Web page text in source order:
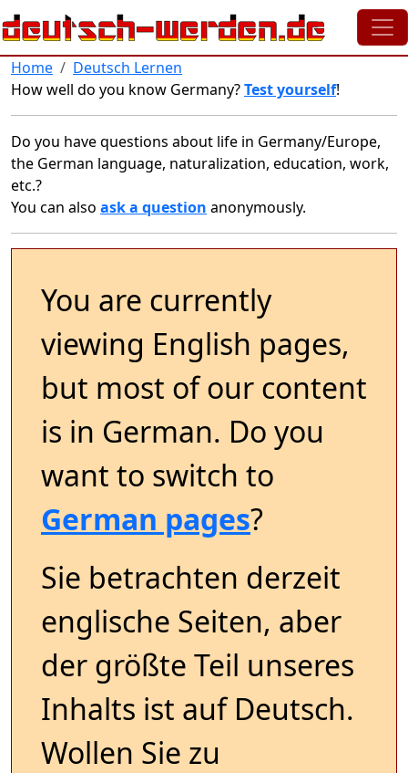
Skip to main content
Home
Deutsch Lernen
How well do you know Germany?Test yourself!
Do you have questions about life in Germany/Europe,
the German language, naturalization, education, work,
etc.?
You can also ask a question anonymously.
You are currently
viewing English pages,
but most of our content
is in German. Do you
want to switch to
German pages?
Sie betrachten derzeit
englische Seiten, aber
der größte Teil unseres
Inhalts ist auf Deutsch.
Wollen Sie zu